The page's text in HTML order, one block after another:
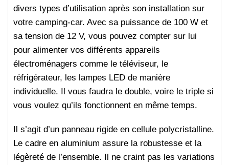
divers types d’utilisation après son installation sur
votre camping-car. Avec sa puissance de 100 W et
sa tension de 12 V, vous pouvez compter sur lui
pour alimenter vos différents appareils
électroménagers comme le téléviseur, le
réfrigérateur, les lampes LED de manière
individuelle. Il vous faudra le double, voire le triple si
vous voulez qu’ils fonctionnent en même temps.
Il s’agit d’un panneau rigide en cellule polycristalline.
Le cadre en aluminium assure la robustesse et la
légèreté de l’ensemble. Il ne craint pas les variations